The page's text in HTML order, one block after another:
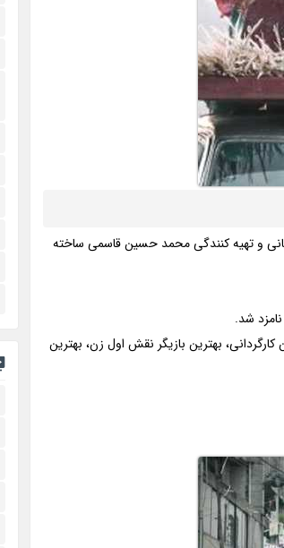
و تهیه کنندگی محمد حسین قاسمی ساخته
بهترین کارگردانی، بهترین بازیگر نقش اول زن، بهترین